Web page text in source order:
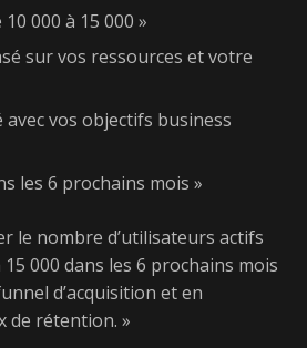
10 000 à 15 000 »
sur vos ressources et votre
avec vos objectifs business
les 6 prochains mois »
le nombre d’utilisateurs actifs
000 dans les 6 prochains mois
d’acquisition et en
de rétention. »